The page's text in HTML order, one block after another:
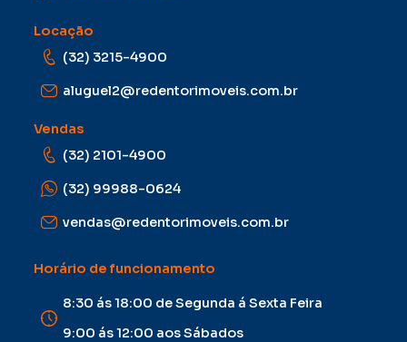
Locação
(32) 3215-4900
aluguel2@redentorimoveis.com.br
Vendas
(32) 2101-4900
(32) 99988-0624
vendas@redentorimoveis.com.br
Horário de funcionamento
8:30 ás 18:00 de Segunda á Sexta Feira
9:00 ás 12:00 aos Sábados